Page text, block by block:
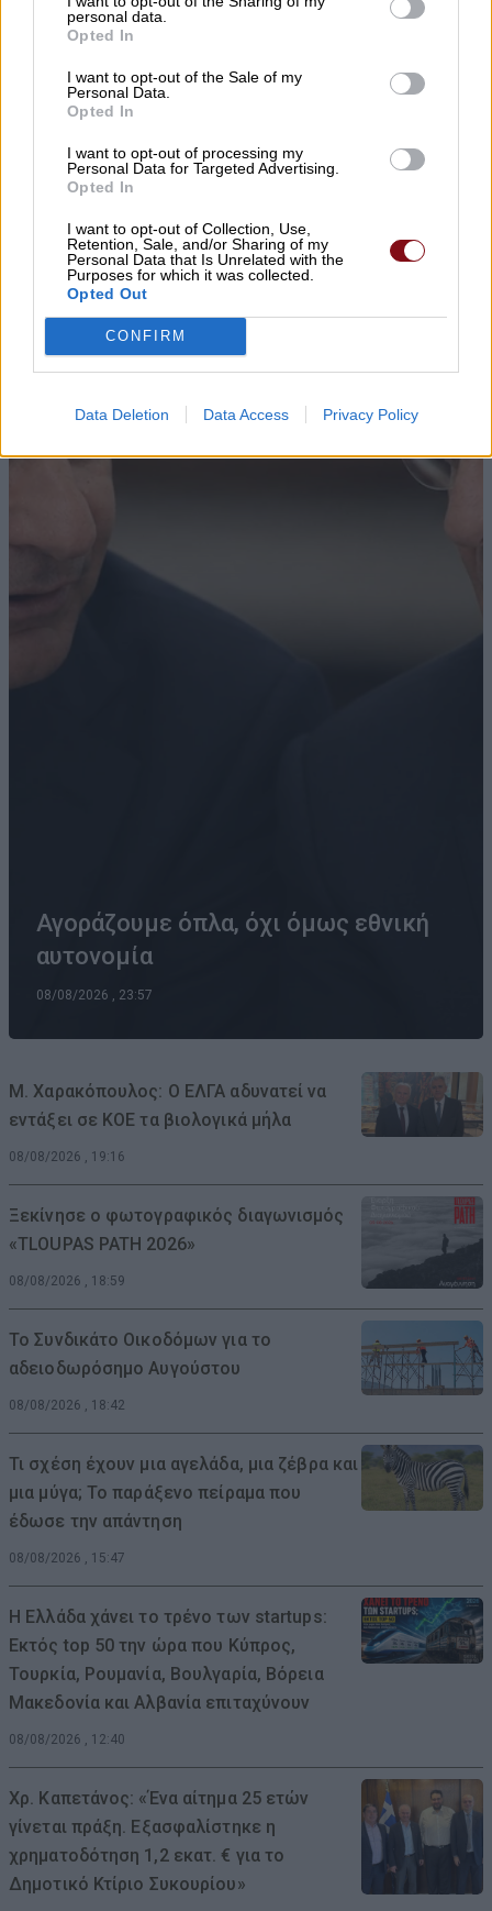
personal data.
Opted In
I want to opt-out of the Sale of my
Personal Data.
Opted In
I want to opt-out of processing my
Personal Data for Targeted Advertising.
Opted In
I want to opt-out of Collection, Use,
Retention, Sale, and/or Sharing of my
Personal Data that Is Unrelated with the
Purposes for which it was collected.
Opted Out
CONFIRM
Data Deletion Data Access Privacy Policy
▌ΤΕΛΕΥΤΑΙΑ ΝΕΑ
Αγοράζουμε όπλα, όχι όμως εθνική
αυτονομία
08/08/2026 , 23:57
Μ. Χαρακόπουλος: Ο ΕΛΓΑ αδυνατεί να
εντάξει σε ΚΟΕ τα βιολογικά μήλα
08/08/2026 , 19:16
Ξεκίνησε ο φωτογραφικός διαγωνισμός
«TLOUPAS PATH 2026»
08/08/2026 , 18:59
Το Συνδικάτο Οικοδόμων για το
αδειοδωρόσημο Αυγούστου
08/08/2026 , 18:42
Τι σχέση έχουν μια αγελάδα, μια ζέβρα και
μια μύγα; Το παράξενο πείραμα που
έδωσε την απάντηση
08/08/2026 , 15:47
Η Ελλάδα χάνει το τρένο των startups:
Εκτός top 50 την ώρα που Κύπρος,
Τουρκία, Ρουμανία, Βουλγαρία, Βόρεια
Μακεδονία και Αλβανία επιταχύνουν
08/08/2026 , 12:40
Χρ. Καπετάνος: «Ένα αίτημα 25 ετών
γίνεται πράξη. Εξασφαλίστηκε η
χρηματοδότηση 1,2 εκατ. € για το
Δημοτικό Κτίριο Συκουρίου»